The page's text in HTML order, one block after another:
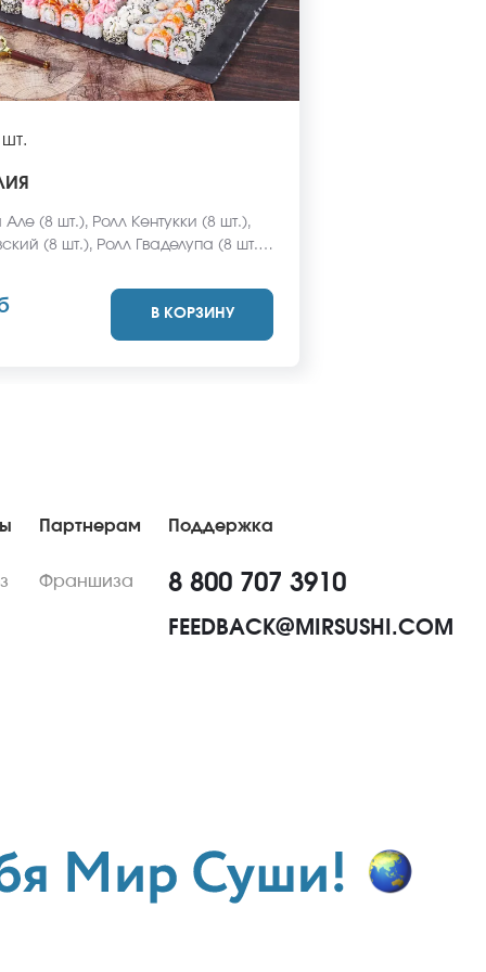
Але (8 шт.), Ролл Кентукки (8 шт.),
(8 шт.), Ролл Гваделупа (8 шт.),
классика (8 шт.), Ролл
шт.), Ролл Охотский с курочкой
Бангкок (8 шт.), Ролл Карибы (8
В КОРЗИНУ
Партнерам
Франшиза
Поддержка
8 800 707 3910
FEEDBACK@MIRSUSHI.COM